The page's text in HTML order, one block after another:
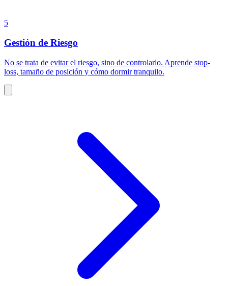
5
Gestión de Riesgo
No se trata de evitar el riesgo, sino de controlarlo. Aprende stop-
loss, tamaño de posición y cómo dormir tranquilo.